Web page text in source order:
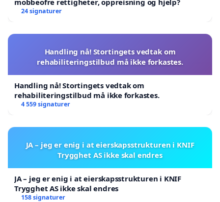
24 signaturer
Handling nå! Stortingets vedtak om
rehabiliteringstilbud må ikke forkastes.
Handling nå! Stortingets vedtak om
rehabiliteringstilbud må ikke forkastes.
4 559 signaturer
JA – jeg er enig i at eierskapsstrukturen i KNIF
Trygghet AS ikke skal endres
JA – jeg er enig i at eierskapsstrukturen i KNIF
Trygghet AS ikke skal endres
158 signaturer